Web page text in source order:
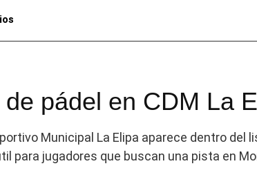
de pádel en CDM La
Municipal La Elipa aparece dentro
para jugadores que buscan una pista en